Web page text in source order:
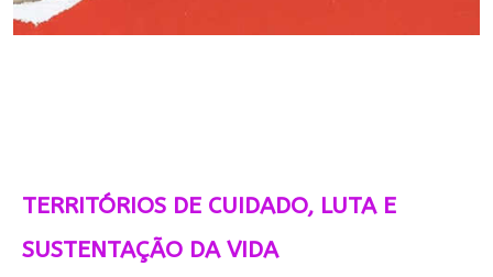
TERRITÓRIOS DE CUIDADO, LUTA E
SUSTENTAÇÃO DA VIDA